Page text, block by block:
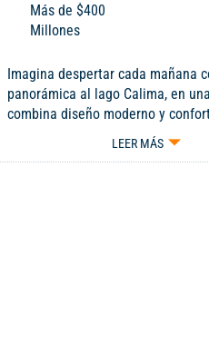
Más de $400
Millones
Imagina despertar cada mañana
panorámica al lago Calima, en
combina diseño moderno y
rincón. Esta joya de 880 m²
ubicada en un exclusivo
LEER MÁS